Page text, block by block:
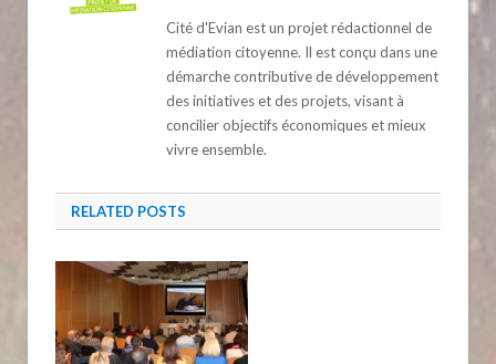
Cité d'Evian est un projet rédactionnel de
médiation citoyenne. Il est conçu dans une
démarche contributive de développement
des initiatives et des projets, visant à
concilier objectifs économiques et mieux
vivre ensemble.
RELATED POSTS